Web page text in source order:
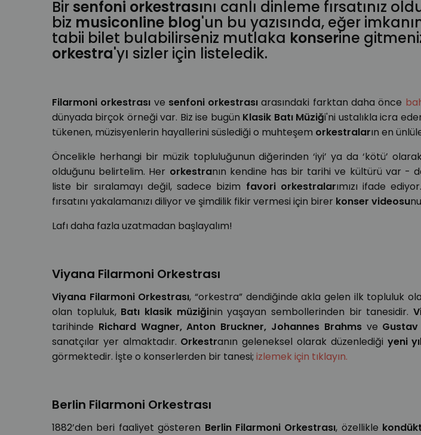
Birsenfoni orkestrasını canlı dinleme fırsatınız
biz musiconline blog'un bu yazısında, eğer
tabii bilet bulabilirseniz mutlaka konserine
orkestra'yı sizler için listeledik.
Filarmoni orkestrası ve senfoni orkestrası arasındaki farktan daha önce
dünyada birçok örneği var. Biz ise bugün Klasik Batı Müziği'ni ustalıkla icra
tükenen, müzisyenlerin hayallerini süslediği o muhteşem orkestraların en
Öncelikle herhangi bir müzik topluluğunun diğerinden ‘iyi’ ya da ‘kötü’
olduğunu belirtelim. Her orkestranın kendine has bir tarihi ve kültürü var -
liste bir sıralamayı değil, sadece bizim favori orkestralarımızı ifade
fırsatını yakalamanızı diliyor ve şimdilik fikir vermesi için birer konser videosu
Lafı daha fazla uzatmadan başlayalım!
Viyana Filarmoni Orkestrası
Viyana Filarmoni Orkestrası, “orkestra” dendiğinde akla gelen ilk topluluk
olan topluluk, Batı klasik müziğinin yaşayan sembollerinden bir tanesidir.
tarihinde Richard Wagner, Anton Bruckner, Johannes Brahms ve
sanatçılar yer almaktadır. Orkestranın geleneksel olarak düzenlediği yeni
görmektedir. İşte o konserlerden bir tanesi; izlemek için tıklayın.
Berlin Filarmoni Orkestrası
1882’den beri faaliyet gösteren Berlin Filarmoni Orkestrası, özellikle